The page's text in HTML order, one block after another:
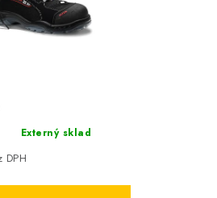
Externý sklad
DPH